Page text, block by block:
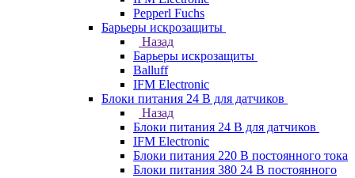
Pepperl Fuchs
Барьеры искрозащиты
Назад
Барьеры искрозащиты
Balluff
IFM Electronic
Блоки питания 24 В для датчиков
Назад
Блоки питания 24 В для датчиков
IFM Electronic
Блоки питания 220 В постоянного тока
Блоки питания 380 24 В постоянного